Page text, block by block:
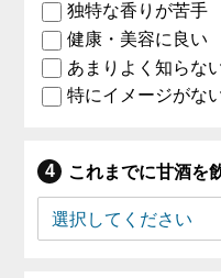
独特な香りが苦手
健康・美容に良い
あまりよく知らな
特にイメージがな
これまでに甘酒を